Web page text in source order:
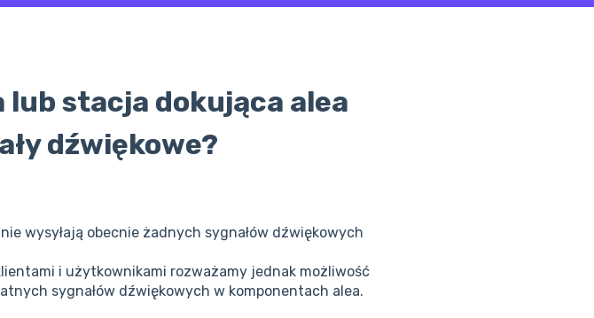
lub stacja dokująca alea
dźwiękowe?
wysyłają obecnie żadnych sygnałów dźwiękowych
i użytkownikami rozważamy jednak możliwość
sygnałów dźwiękowych w komponentach alea.